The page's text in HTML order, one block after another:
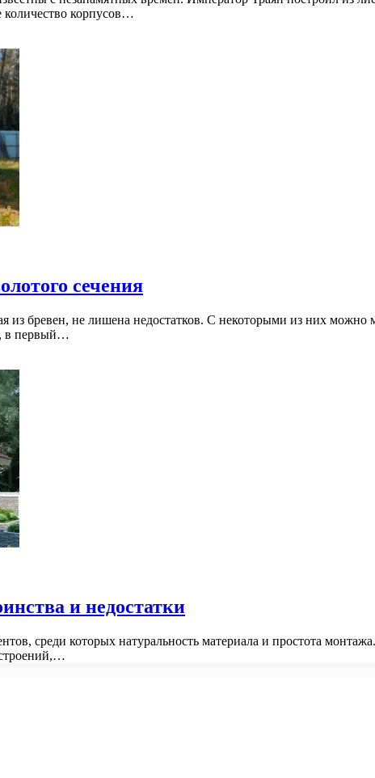
количество корпусов…
сечения
из бревен, не лишена недостатков. С некоторыми из них
в первый…
и недостатки
среди которых натуральность материала и простота